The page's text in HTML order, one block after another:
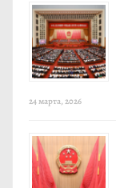
24 марта, 2026